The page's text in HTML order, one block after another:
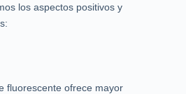
los aspectos positivos y
fluorescente ofrece mayor